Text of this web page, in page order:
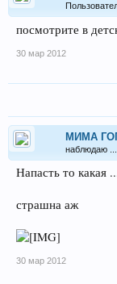
посмотрите в
30 мар 2012
МИМА
наблюдаю ...
Напасть то какая
страшна аж
30 мар 2012